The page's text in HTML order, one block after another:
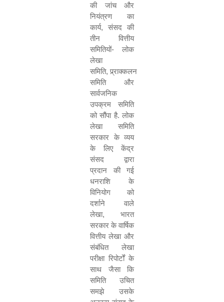
की जांच और
नियंत्रण का
कार्य, संसद की
तीन वित्तीय
समितियों- लोक
लेखा
समिति, प्र्राक्कलन
समिति और
सार्वजनिक
उपक्रम समिति
को सौंपा है.लोक
लेखा समिति
सरकार के व्यय
के लिए केंद्र
संसद द्वारा
प्रदान की गई
धनराशि के
विनियोग को
दर्शाने वाले
लेखा, भारत
सरकार के वार्षिक
वित्तीय लेखा और
संबंधित लेखा
परीक्षा रिपोर्टों के
साथ जैसा कि
समिति उचित
समझे उसके